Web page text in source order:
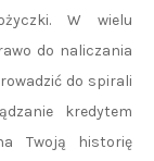
W wielu
do naliczania
do spirali
kredytem
Twoją historię